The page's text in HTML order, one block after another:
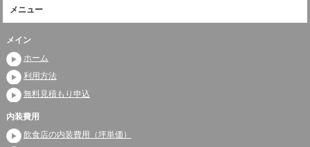
メニュー
メイン
ホーム
利用方法
無料見積もり申込
内装費用
飲食店の内装費用（坪単価）